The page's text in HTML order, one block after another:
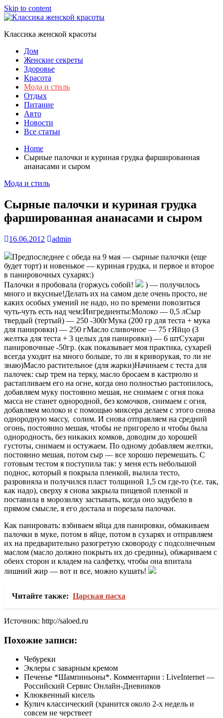
Skip to content
Классика женской красоты
Дом
Женские секреты
Здоровье
Красота
Мода и стиль
Отдых
Питание
Авто
Новости
Все статьи
Home
Сырные палочки и куриная грудка фаршированная
ананасами и сыром
Мода и стиль
Сырные палочки и куриная грудка
фаршированная ананасами и сыром
16.06.2012 admin
Предпоследнее с обеда на 9 мая — сырные палочки (еще
будет торт) и новенькое — куриная грудка, и первое и второе
в панировочных сухарях:)
Палочки я пробовала (горжусь собой!
) — получилось
много и вкусные!Делать их на самом деле очень просто, не
каких особых умений не надо, но по времени повозиться
чуть-чуть есть над чем:Ингредиенты:Молоко — 0,5 лСыр
твердый (тертый) — 250 -300гМука (200 гр для теста + мука
для панировки) — 250 гМасло сливочное — 75 гЯйцо (3
желтка для теста + 3 целых для панировки) — 6 штСухари
панировочные -50гр. (как показывает моя практика, сухарей
всегда уходит на много больше, то ли я криворукая, то ли не
знаю)Масло растительное (для жарки)Начинаем с теста для
палочек: сыр трем на терку, масло бросаем в кастрюлю и
растапливаем его на огне, когда оно полностью растопилось,
добавляем муку постоянно мешая, не снимаем с огня пока
масса не станет однородной, без комочков, снимаем с огня,
добавляем молоко и с помощью миксера делаем с этого снова
однородную массу, солим. И снова отправляем на средний
огонь, постоянно мешая, чтобы не пригорело и чтобы была
однородность, без никаких комков, доводим до хорошей
густоты, снимаем и остужаем. По одному добавляем желтки,
постоянно мешая, потом сыр — все хорошо перемешать. С
готовым тестом я поступила так: у меня есть небольшой
поднос, который я покрыла пленкой, вылила тесто,
разровняла и получился пласт толщиной 1,5 см где-то (т.е. так,
как надо), сверху я снова закрыла пищевой пленкой и
поставила в морозилку застывать, когда оно задубело в
прямом смысле, я его достала и порезала палочки.
Как панировать: взбиваем яйца для панировки, обмакиваем
палочки в муке, потом в яйце, потом в сухарях и отправляем
их на предварительно разогретую сковороду с подсолнечным
маслом (масло должно покрыть их до средины), обжариваем с
обеих сторон и кладем на салфетку, чтобы она впитала
лишний жир — вот и все, можно кушать!
Читайте также: Царская пасха
Источник: http://saloed.ru
Похожие записи:
Чебуреки
Эклеры с заварным кремом
Печенье *Шампиньоны*. Комментарии : LiveInternet —
Российский Сервис Онлайн-Дневников
Клюквенный кисель
Кулич классический (хранится около 2-х недель и
совсем не черствеет